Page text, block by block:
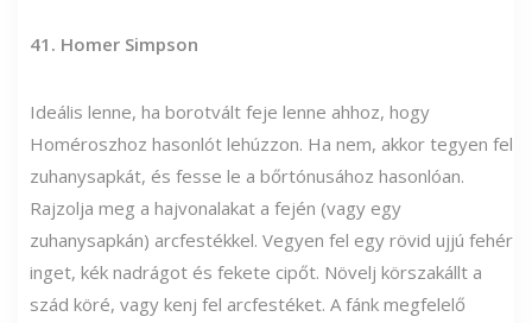
41. Homer Simpson
Ideális lenne, ha borotvált feje lenne ahhoz, hogy
Homéroszhoz hasonlót lehúzzon. Ha nem, akkor tegyen fel
zuhanysapkát, és fesse le a bőrtónusához hasonlóan.
Rajzolja meg a hajvonalakat a fején (vagy egy
zuhanysapkán) arcfestékkel. Vegyen fel egy rövid ujjú fehér
inget, kék nadrágot és fekete cipőt. Növelj körszakállt a
szád köré, vagy kenj fel arcfestéket. A fánk megfelelő